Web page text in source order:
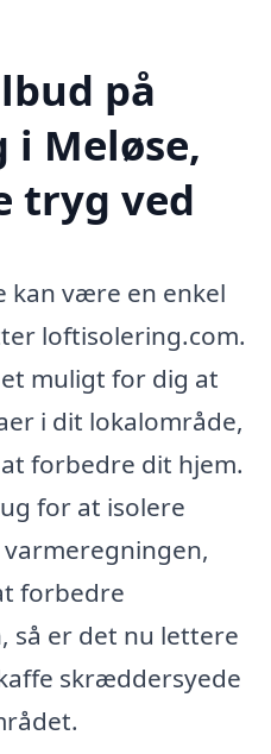
på
Meløse,
tryg ved
kan være en enkel
loftisolering.com.
muligt for dig at
i dit lokalområde,
forbedre dit hjem.
for at isolere
forbedre
så er det nu lettere
skræddersyede